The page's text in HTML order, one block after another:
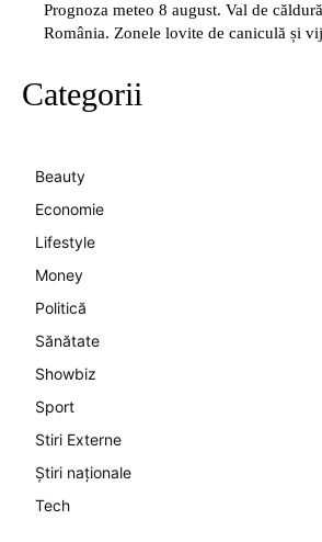
Prognoza meteo 8 august. Val de
România. Zonele lovite de caniculă și
Categorii
Beauty
Economie
Lifestyle
Money
Politică
Sănătate
Showbiz
Sport
Stiri Externe
Știri naționale
Tech